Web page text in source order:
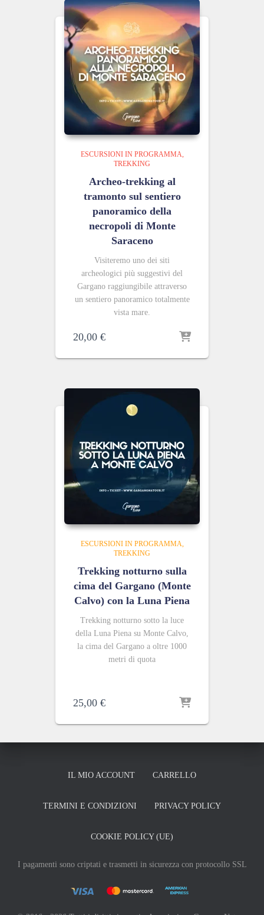
ESCURSIONI IN PROGRAMMA
TREKKING
Archeo-trekking al
tramonto sul sentiero
panoramico della
necropoli di Monte
Saraceno
Visiteremo uno dei siti
archeologici più suggestivi del
Gargano raggiungibile attraverso
un sentiero panoramico totalmente
vista mare.
20,00 €
ESCURSIONI IN PROGRAMMA
TREKKING
Trekking notturno sulla
cima del Gargano (Monte
Calvo) con la Luna Piena
Trekking notturno sotto la luce
della Luna Piena su Monte Calvo,
la cima del Gargano a oltre 1000
metri di quota
25,00 €
IL MIO ACCOUNT CARRELLO
TERMINI E CONDIZIONI PRIVACY POLICY
COOKIE POLICY (UE)
I pagamenti sono criptati e trasmetti in sicurezza con protocollo SSL